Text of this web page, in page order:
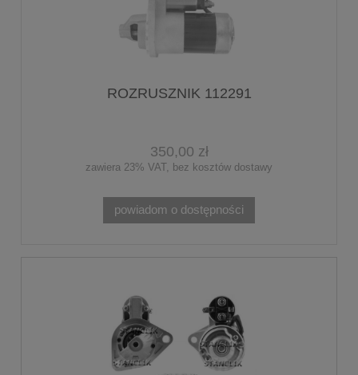
ROZRUSZNIK 112291
350,00 zł
zawiera 23% VAT, bez kosztów dostawy
powiadom o dostępności